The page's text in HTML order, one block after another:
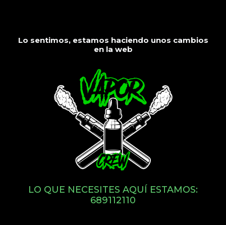
Lo sentimos, estamos haciendo unos cambios
en la web
LO QUE NECESITES AQUÍ ESTAMOS:
689112110